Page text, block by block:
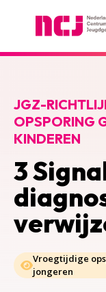
3
JGZ-
OPSPORING
KINDEREN
Vroegtijdige
jongeren